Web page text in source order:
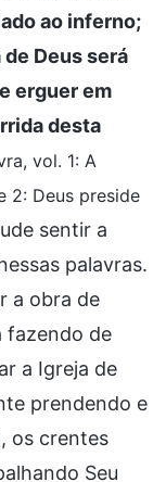
ao inferno;
Deus será
erguer em
desta
vol. 1: A
2: Deus preside
sentir a
palavras.
a obra de
fazendo de
a Igreja de
prendendo e
os crentes
Seu